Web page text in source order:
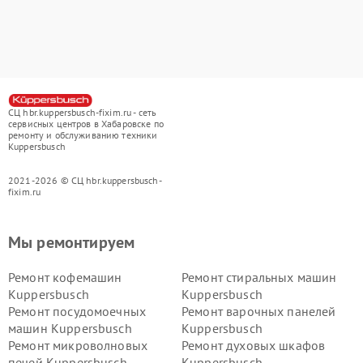
СЦ hbr.kuppersbusch-fixim.ru - сеть
сервисных центров в Хабаровске по
ремонту и обслуживанию техники
Kuppersbusch
2021-2026 © СЦ hbr.kuppersbusch-
fixim.ru
Мы ремонтируем
Ремонт кофемашин
Kuppersbusch
Ремонт стиральных машин
Kuppersbusch
Ремонт посудомоечных
машин Kuppersbusch
Ремонт варочных панелей
Kuppersbusch
Ремонт микроволновых
Ремонт духовых шкафов